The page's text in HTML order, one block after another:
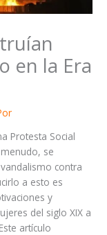
en la Era
Protesta Social
se
contra
a esto es
y
del siglo XIX a
artículo